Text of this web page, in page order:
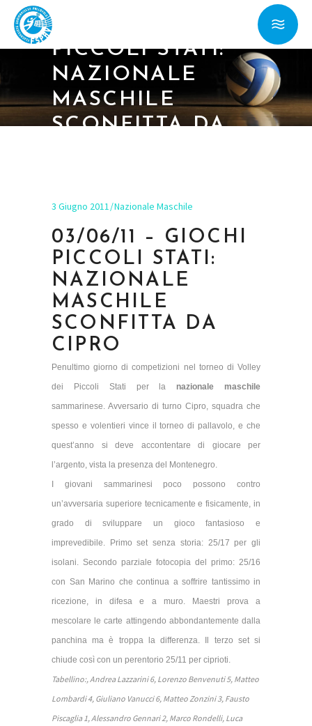
03/06/11 – GIOCHI
PICCOLI STATI:
NAZIONALE
MASCHILE
SCONFITTA DA
3 Giugno 2011 Nazionale Maschile
03/06/11 – GIOCHI
PICCOLI STATI:
NAZIONALE
MASCHILE
SCONFITTA DA
CIPRO
Penultimo giorno di competizioni nel torneo di Volley
dei Piccoli Stati per la nazionale maschile
sammarinese. Avversario di turno Cipro, squadra che
spesso e volentieri vince il torneo di pallavolo, e che
quest’anno si deve accontentare di giocare per
l’argento, vista la presenza del Montenegro.
I giovani sammarinesi poco possono contro
un’avversaria superiore tecnicamente e fisicamente, in
grado di sviluppare un gioco fantasioso e
imprevedibile. Primo set senza storia: 25/17 per gli
isolani. Secondo parziale fotocopia del primo: 25/16
con San Marino che continua a soffrire tantissimo in
ricezione, in difesa e a muro. Maestri prova a
mescolare le carte attingendo abbondantemente dalla
panchina ma è troppa la differenza. Il terzo set si
chiude così con un perentorio 25/11 per ciprioti.
Tabellino:, Andrea Lazzarini 6, Lorenzo Benvenuti 5, Matteo
Lombardi 4, Giuliano Vanucci 6, Matteo Zonzini 3, Fausto
Piscaglia 1, Alessandro Gennari 2, Marco Rondelli, Luca